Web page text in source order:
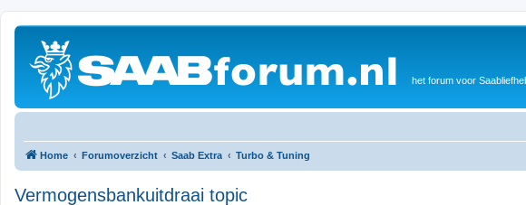
het forum voor
Home Forumoverzicht Saab Extra Turbo & Tuning
Vermogensbankuitdraai topic